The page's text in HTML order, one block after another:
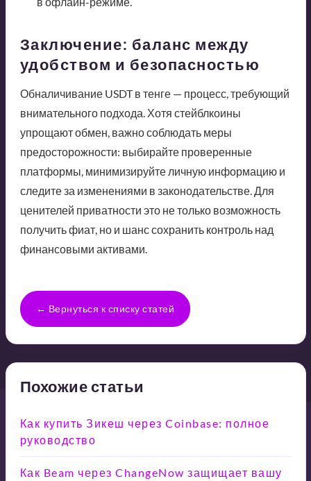
Заключение: баланс между
удобством и безопасностью
Обналичивание USDT в тенге — процесс, требующий
внимательного подхода. Хотя стейблкоины
упрощают обмен, важно соблюдать меры
предосторожности: выбирайте проверенные
платформы, минимизируйте личную информацию и
следите за изменениями в законодательстве. Для
ценителей приватности это не только возможность
получить фиат, но и шанс сохранить контроль над
финансовыми активами.
← Вернуться к списку статей
Похожие статьи
Как купить Зикеш через Coinbase: полное
руководство
Как Beam через ChangeNow защищает вашу